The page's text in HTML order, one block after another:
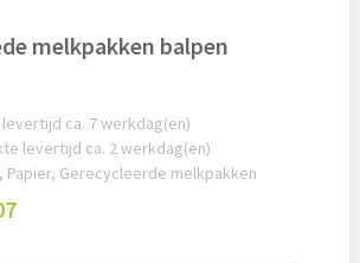
bedrukken
melkpakken balpen
ca. 7 werkdag(en)
levertijd ca. 2 werkdag(en)
Papier, Gerecycleerde melkpakken